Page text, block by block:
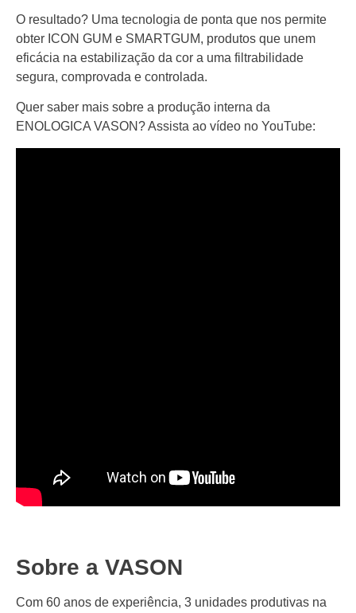
O resultado? Uma tecnologia de ponta que nos permite
obter ICON GUM e SMARTGUM, produtos que unem
eficácia na estabilização da cor a uma filtrabilidade
segura, comprovada e controlada.
Quer saber mais sobre a produção interna da
ENOLOGICA VASON? Assista ao vídeo no YouTube:
Sobre a VASON
Com 60 anos de experiência, 3 unidades produtivas na